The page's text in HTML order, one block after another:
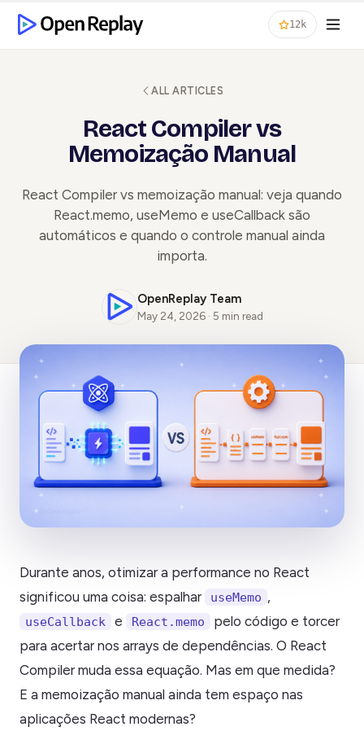
12k
ALL ARTICLES
React Compiler vs
Memoização Manual
React Compiler vs memoização manual: veja quando
React.memo, useMemo e useCallback são
automáticos e quando o controle manual ainda
importa.
OpenReplay Team
May 24, 2026 · 5 min read
Durante anos, otimizar a performance no React
significou uma coisa: espalhar
useMemo ,
useCallback e React.memo
pelo código e torcer
para acertar nos arrays de dependências. O React
Compiler muda essa equação. Mas em que medida?
E a memoização manual ainda tem espaço nas
aplicações React modernas?